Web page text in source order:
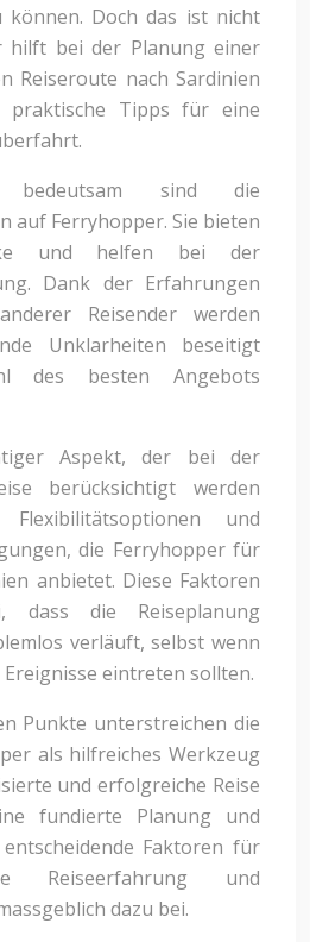
können. Doch das ist nicht
hilft bei der Planung einer
Reiseroute nach Sardinien
praktische Tipps für eine
bedeutsam sind die
auf Ferryhopper. Sie bieten
und helfen bei der
Dank der Erfahrungen
Reisender werden
Unklarheiten beseitigt
des besten Angebots
Aspekt, der bei der
berücksichtigt werden
und
die Ferryhopper für
anbietet. Diese Faktoren
dass die Reiseplanung
verläuft, selbst wenn
eintreten sollten.
Punkte unterstreichen die
als hilfreiches Werkzeug
und erfolgreiche Reise
fundierte Planung und
Faktoren für
Reiseerfahrung und
dazu bei.